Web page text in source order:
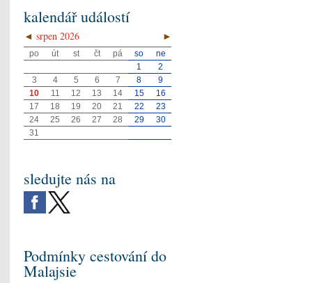
kalendář událostí
◄ ►
srpen 2026
po út st čt pá so
ne
1
2
3
4 5 6 7 8
9
10
11 12 13 14 15
16
17
18 19 20 21 22
23
24
25 26 27 28 29
30
31
sledujte nás na
Podmínky cestování do
Malajsie